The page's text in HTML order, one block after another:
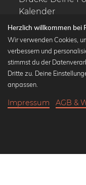
Bis
Kalender
Beliebte
Wandbilder in
Klassiker der
Herzlich willkommen bei
Wir verwenden Cookies,
verbessern und
stimmst du der
Dritte zu. Deine
anpassen.
Impressum AGB &